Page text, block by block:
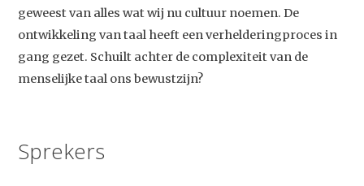
geweest van alles wat wij nu cultuur noemen. De
ontwikkeling van taal heeft een verhelderingproces in
gang gezet. Schuilt achter de complexiteit van de
menselijke taal ons bewustzijn?
Sprekers